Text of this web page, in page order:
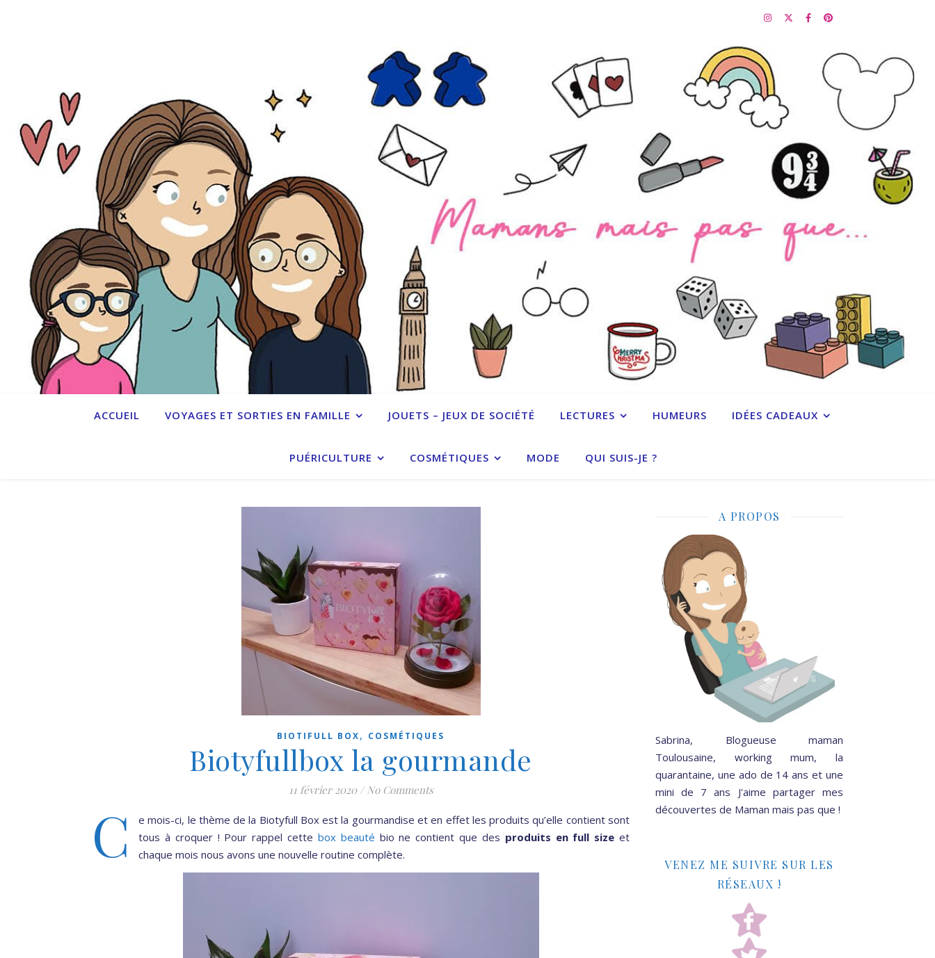
ACCUEIL VOYAGES ET SORTIES EN FAMILLE JOUETS – JEUX DE SOCIÉTÉ LECTURES HUMEURS IDÉES CADEAUX
PUÉRICULTURE COSMÉTIQUES MODE QUI SUIS-JE ?
BIOTIFULL BOX, COSMÉTIQUES
Biotyfullbox la gourmande
11 février 2020 / No Comments
C
e mois-ci, le thème de la Biotyfull Box est la gourmandise et en effet les produits qu’elle contient sont
tous à croquer ! Pour rappel cette box beauté bio ne contient que des produits en full size et
chaque mois nous avons une nouvelle routine complète.
A PROPOS
Sabrina, Blogueuse maman
Toulousaine, working mum, la
quarantaine, une ado de 14 ans et une
mini de 7 ans J'aime partager mes
découvertes de Maman mais pas que !
VENEZ ME SUIVRE SUR LES
RÉSEAUX !